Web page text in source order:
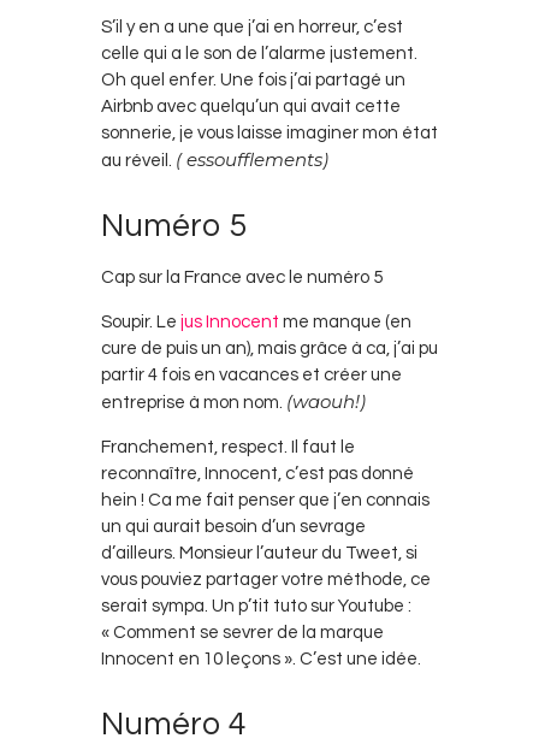
S’il y en a une que j’ai en horreur, c’est
celle qui a le son de l’alarme justement.
Oh quel enfer. Une fois j’ai partagé un
Airbnb avec quelqu’un qui avait cette
sonnerie, je vous laisse imaginer mon état
au réveil. ( essoufflements)
Numéro 5
Cap sur la France avec le numéro 5
Soupir. Le jus Innocent me manque (en
cure de puis un an), mais grâce à ca, j’ai pu
partir 4 fois en vacances et créer une
entreprise à mon nom. (waouh!)
Franchement, respect. Il faut le
reconnaître, Innocent, c’est pas donné
hein ! Ca me fait penser que j’en connais
un qui aurait besoin d’un sevrage
d’ailleurs. Monsieur l’auteur du Tweet, si
vous pouviez partager votre méthode, ce
serait sympa. Un p’tit tuto sur Youtube :
« Comment se sevrer de la marque
Innocent en 10 leçons ». C’est une idée.
Numéro 4